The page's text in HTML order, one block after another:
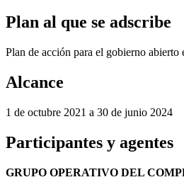
Plan al que se adscribe
Plan de acción para el gobierno
Alcance
1 de octubre 2021 a 30 de junio 2024
Participantes y agentes
GRUPO OPERATIVO DEL